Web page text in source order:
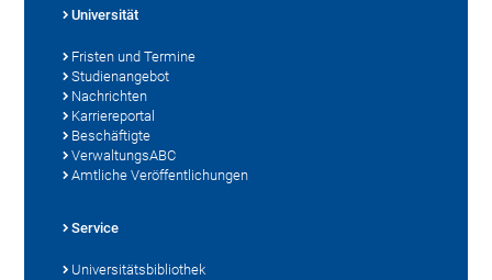
Universität
Fristen und Termine
Studienangebot
Nachrichten
Karriereportal
Beschäftigte
VerwaltungsABC
Amtliche Veröffentlichungen
Service
Universitätsbibliothek